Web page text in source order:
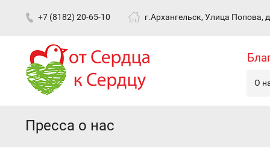
+7 (8182) 20-65-10 г.Архангельск, Улица Попова,
О
Пресса о нас